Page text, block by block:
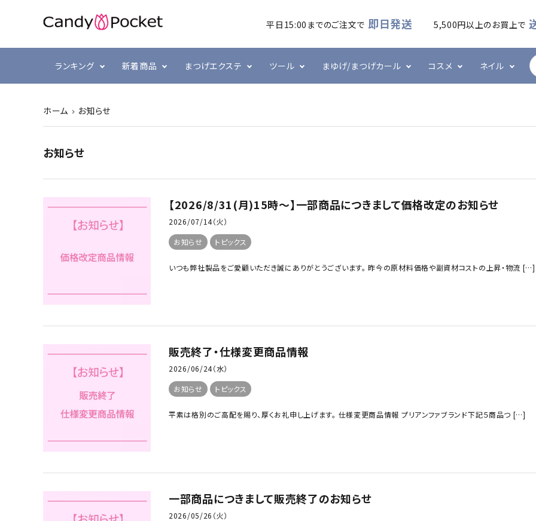
平日15:00までのご注文で 即日発送 5,500円以上のお買上で
ランキング 新着商品 まつげエクステ
シングルラッシュ
ブラウン
ツール
前処理・グルー強化剤
衛生消毒関連
まゆげ/まつげカール
ラヴァンクール・まゆげ
コスメ
まつ毛
ネイル
プリジェル
プリアンファ
ホーム お知らせ
お知らせ
【2026/8/31(月)15時～】一部商品につきまして価格改定のお知らせ
2026/07/14（火）
お知らせ
トピックス
いつも弊社製品をご愛顧いただき誠にありがとうございます。 昨今の原材料価格や副資材コストの上昇・物流 […]
販売終了・仕様変更商品情報
2026/06/24（水）
お知らせ
トピックス
平素は格別のご高配を賜り、厚くお礼申し上げます。 仕様変更商品情報 プリアンファブランド下記５商品つ […]
一部商品につきまして販売終了のお知らせ
2026/05/26（火）